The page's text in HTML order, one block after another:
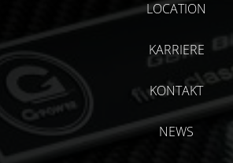
LOCATION
KARRIERE
KONTAKT
NEWS